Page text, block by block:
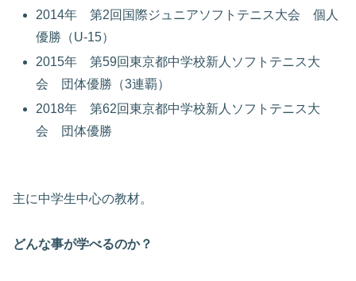
2014年 第2回国際ジュニアソフトテニス大会 個人
優勝（U-15）
2015年 第59回東京都中学校新人ソフトテニス大
会 団体優勝（3連覇）
2018年 第62回東京都中学校新人ソフトテニス大
会 団体優勝
主に中学生中心の教材。
どんな事が学べるのか？